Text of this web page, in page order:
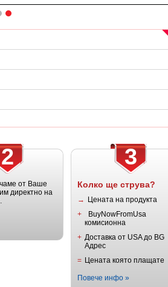
2
от Ваше
директно на
3
Колко ще струва?
→
Цената на продукта
+
BuyNowFromUsa
комисионна
+ Доставка от USA до BG
Адрес
= Цената която плащате
Повече инфо »